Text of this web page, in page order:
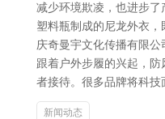
减少环境欺凌，也进步
塑料瓶制成的尼龙外衣
庆奇曼宇文化传播有限公
跟着户外步履的兴起，
者接待。很多品牌将科技
新闻动态